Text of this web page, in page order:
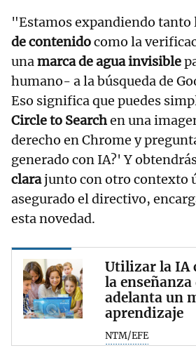
"Estamos expandiendo tanto
de contenidocomo la
unamarca de agua invisible
humano- a la búsqueda de
Eso significa que puedes
Circle to Searchen una
derecho en Chrome y
generado con IA?' Y
clarajunto con otro contexto
asegurado el directivo,
esta novedad.
Utilizar la IA
la
adelanta un
aprendizaje
NTM/EFE